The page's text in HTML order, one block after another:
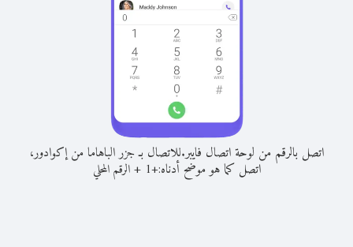
اتصل بالرقم من لوحة اتصال فايبر.للاتصال بـ جزر الباهاما من إكوادور،
اتصل كما هو موضح أدناه:+
1
+الرقم المحلي